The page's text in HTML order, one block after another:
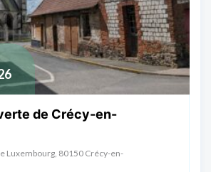
de Crécy-en-
Luxembourg, 80150 Crécy-en-